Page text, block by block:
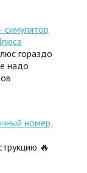
симулятор
гораздо
надо
номер,
🔥